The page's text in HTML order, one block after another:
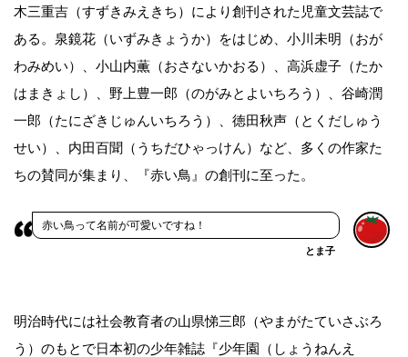
木三重吉（すずきみえきち）により創刊された児童文芸誌で
ある。泉鏡花（いずみきょうか）をはじめ、小川未明（おが
わみめい）、小山内薫（おさないかおる）、高浜虚子（たか
はまきょし）、野上豊一郎（のがみとよいちろう）、谷崎潤
一郎（たにざきじゅんいちろう）、徳田秋声（とくだしゅう
せい）、内田百聞（うちだひゃっけん）など、多くの作家た
ちの賛同が集まり、『赤い鳥』の創刊に至った。
赤い鳥って名前が可愛いですね！
とま子
明治時代には社会教育者の山県悌三郎（やまがたていさぶろ
う）のもとで日本初の少年雑誌『少年園（しょうねんえ